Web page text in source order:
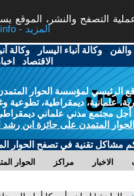
التصفح والنشر، الموقع
More info - المزيد
والفن -وكالة أنباء اليسار -وكالة
الاقتصاد -
الرئيسي لمؤسسة الحوار
علمانية، ديمقراطية، تطوعية
مجتمع مدني علماني ديمقراطي
المتمدن على جائزة ابن رشد
مشاكل تقنية في تصفح الحوار
الحوار مراكز الاخبار